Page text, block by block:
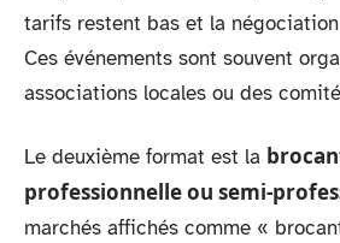
tarifs restent bas et la
Ces événements sont souvent
associations locales ou des
Le deuxième format est la
professionnelle ou semi-
marchés affichés comme «